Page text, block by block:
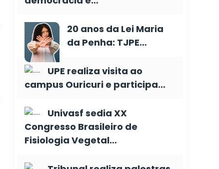
20 anos da Lei Maria
da Penha: TJPE…
UPE realiza visita ao
campus Ouricuri e participa…
Univasf sedia XX
Congresso Brasileiro de
Fisiologia Vegetal…